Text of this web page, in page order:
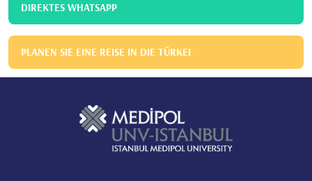
DIREKTES WHATSAPP
PLANEN SIE EINE REISE IN DIE TÜRKEI